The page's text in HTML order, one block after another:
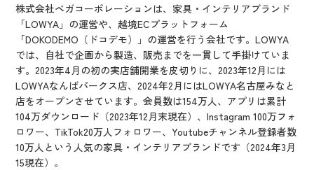
株式会社ベガコーポレーションは、家具・インテリアブランド
「LOWYA」の運営や、越境ECプラットフォーム
「DOKODEMO（ドコデモ）」の運営を行う会社です。LOWYA
では、自社で企画から製造、販売までを一貫して手掛けていま
す。2023年4月の初の実店舗開業を皮切りに、2023年12月には
LOWYAなんばパークス店、2024年2月にはLOWYA名古屋みなと
店をオープンさせています。会員数は154万人、アプリは累計
104万ダウンロード（2023年12月末現在）、Instagram 100万フォ
ロワー、TikTok20万人フォロワー、Youtubeチャンネル登録者数
10万人という人気の家具・インテリアブランドです（2024年3月
15現在）。